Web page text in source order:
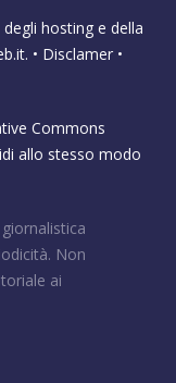
hosting e della
. • Disclamer •
Commons
allo stesso modo
Non
ai